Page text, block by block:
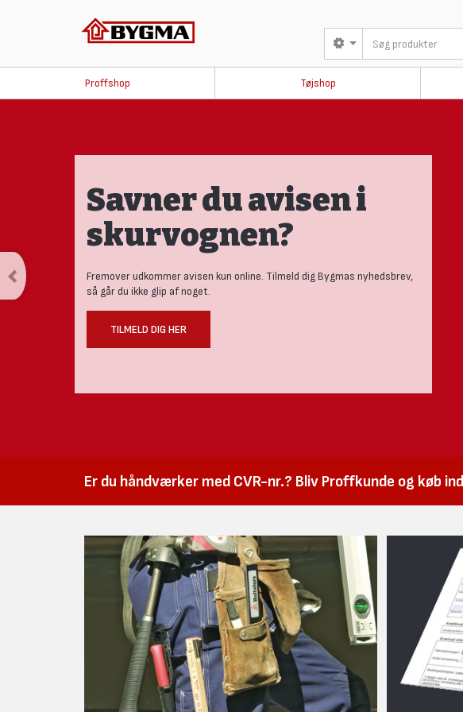
Proffshop Tøjshop
Savner du avisen i
skurvognen?
Fremover udkommer avisen kun online. Tilmeld dig Bygmas nyhedsbrev,
så går du ikke glip af noget.
TILMELD DIG HER
Er du håndværker med CVR-nr.? Bliv Proffkunde og køb